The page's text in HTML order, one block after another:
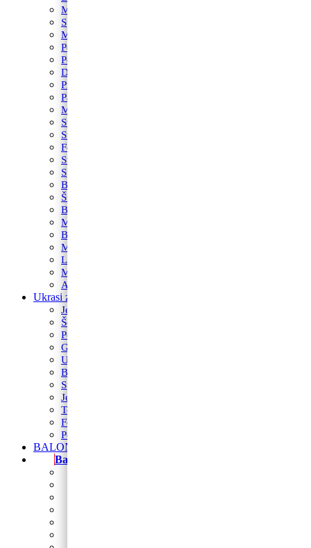
Minecraft
Spider-Man
Miki
Peppa Pig
Pokemon
Dinosauri
Princeze
Paw Patrol
Minie
Svemir
Super Mario
Fortnite
Star Wars
Spužva Bob
Baby Shark
Šumske životinje
Bing
Munjeviti Jurić
Betmen
Maša i Medvjed
LOL
My Little Pony
Avengers
Ukrasi za torte
Jestivi ukrasi za torte
Šečerne mase fondant
Posipi
Glazure i preljevi
Ukrasi od marcipana
Boja za kolače
Sprejevi za slastice
Jestivi flomasteri
Toperi
Fontane i prskalice
Podlošci za torte i kolače
BALONI NA HRVATSKOM JEZIKU
Baloni